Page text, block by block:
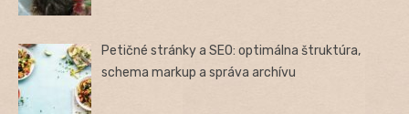
Petičné stránky a SEO: optimálna štruktúra,
schema markup a správa archívu